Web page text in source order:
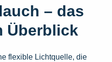
– das
Überblick
flexible Lichtquelle, die